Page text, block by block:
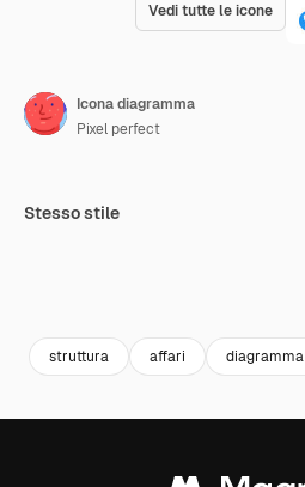
Vedi tutte le icone
Icona diagramma
Pixel perfect
Stesso stile
struttura affari diagramma